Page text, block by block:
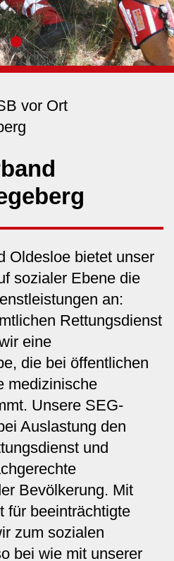
vor Ort
Oldesloe bietet unser
sozialer Ebene die
an:
Rettungsdienst
eine
die bei öffentlichen
medizinische
Unsere SEG-
Auslastung den
und
Bevölkerung. Mit
für beeinträchtigte
zum sozialen
bei wie mit unserer